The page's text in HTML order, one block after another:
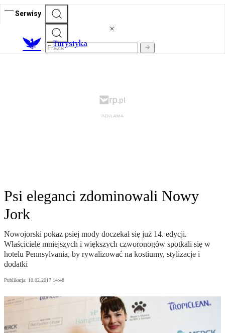
Serwisy
Turystyka
Psi eleganci zdominowali Nowy
Jork
Nowojorski pokaz psiej mody doczekał się już 14. edycji.
Właściciele mniejszych i większych czworonogów spotkali się w
hotelu Pennsylvania, by rywalizować na kostiumy, stylizacje i
dodatki
Publikacja: 10.02.2017 14:48